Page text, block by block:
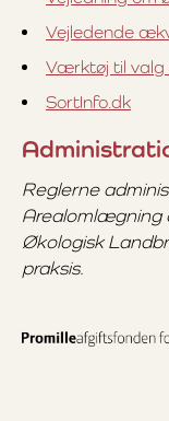
Vejledende
Værktøj til valg
SortInfo.dk
Reglerne
Arealomlægning
Økologisk
praksis.